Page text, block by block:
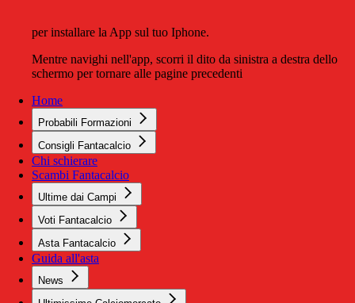
per installare la App sul tuo Iphone.
Mentre navighi nell'app, scorri il dito da sinistra a destra dello
schermo per tornare alle pagine precedenti
Home
Probabili Formazioni
Consigli Fantacalcio
Chi schierare
Scambi Fantacalcio
Ultime dai Campi
Voti Fantacalcio
Asta Fantacalcio
Guida all'asta
News